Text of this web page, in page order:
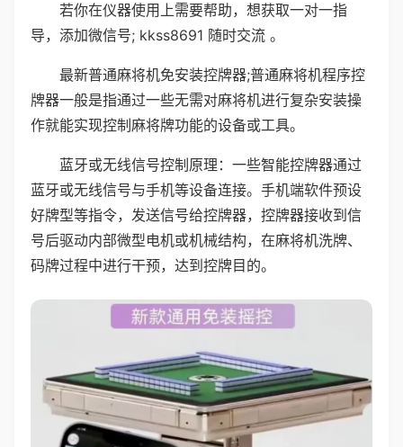
若你在仪器使用上需要帮助，想获取一对一指
导，添加微信号; kkss8691 随时交流 。
最新普通麻将机免安装控牌器;普通麻将机程序控
牌器一般是指通过一些无需对麻将机进行复杂安装操
作就能实现控制麻将牌功能的设备或工具。
蓝牙或无线信号控制原理：一些智能控牌器通过
蓝牙或无线信号与手机等设备连接。手机端软件预设
好牌型等指令，发送信号给控牌器，控牌器接收到信
号后驱动内部微型电机或机械结构，在麻将机洗牌、
码牌过程中进行干预，达到控牌目的。